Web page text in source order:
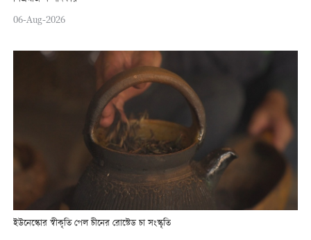
06-Aug-2026
ইউনেস্কোর স্বীকৃতি পেল চীনের রোস্টেড চা সংস্কৃতি